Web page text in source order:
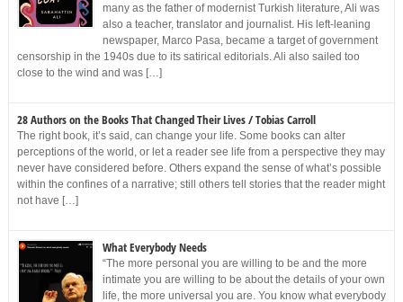
many as the father of modernist Turkish literature, Ali was
also a teacher, translator and journalist. His left-leaning
newspaper, Marco Pasa, became a target of government
censorship in the 1940s due to its satirical editorials. Ali also sailed too
close to the wind and was […]
28 Authors on the Books That Changed Their Lives / Tobias Carroll
The right book, it’s said, can change your life. Some books can alter
perceptions of the world, or let a reader see life from a perspective they may
never have considered before. Others expand the sense of what’s possible
within the confines of a narrative; still others tell stories that the reader might
not have […]
What Everybody Needs
“The more personal you are willing to be and the more
intimate you are willing to be about the details of your own
life, the more universal you are. You know what everybody